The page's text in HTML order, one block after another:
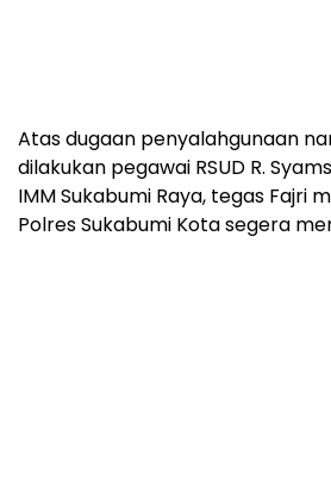
Atas dugaan penyalahgunaan
dilakukan pegawai RSUD R.
IMM Sukabumi Raya, tegas Fajri
Polres Sukabumi Kota segera